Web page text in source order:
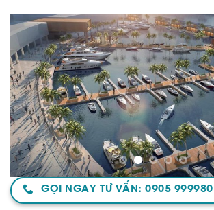
GỌI NGAY TƯ VẤN: 0905 999980